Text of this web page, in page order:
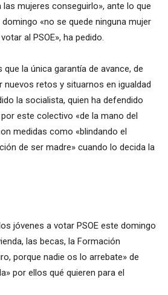
mujeres conseguirlo», ante lo que
«no se quede ninguna mujer
al PSOE», ha pedido.
la única garantía de avance, de
nuevos retos y situarnos en igualdad
la socialista, quien ha defendido
este colectivo «de la mano del
medidas como «blindando el
de ser madre» cuando lo decida la
jóvenes a votar PSOE este domingo
las becas, la Formación
porque nadie os lo arrebate» de
por ellos qué quieren para el